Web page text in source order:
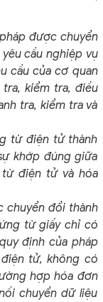
được chuyển
cầu nghiệp vụ
cầu của cơ quan
kiểm tra, điều
tra, kiểm tra và
từ điện tử thành
khớp đúng giữa
điện tử và hóa
đổi thành
từ giấy chỉ có
định của pháp
tử, không có
hợp hóa đơn
chuyển dữ liệu